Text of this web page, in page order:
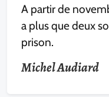
A partir de
a plus que deux
prison.
Michel Audiard